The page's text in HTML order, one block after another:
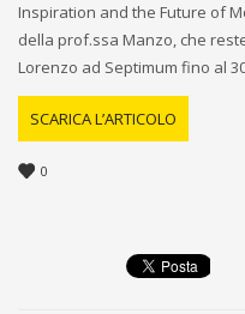
Inspiration and the Future of
della prof.ssa Manzo, che
Lorenzo ad Septimum fino al
SCARICA L’ARTICOLO
0